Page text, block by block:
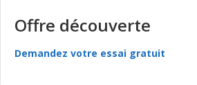
Offre découverte
Demandez votre essai gratuit